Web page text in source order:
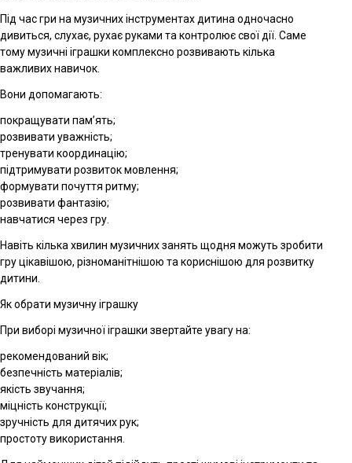
Під час гри на музичних інструментах дитина одночасно
дивиться, слухає, рухає руками та контролює свої дії. Саме
тому музичні іграшки комплексно розвивають кілька
важливих навичок.
Вони допомагають:
покращувати пам’ять;
розвивати уважність;
тренувати координацію;
підтримувати розвиток мовлення;
формувати почуття ритму;
розвивати фантазію;
навчатися через гру.
Навіть кілька хвилин музичних занять щодня можуть зробити
гру цікавішою, різноманітнішою та кориснішою для розвитку
дитини.
Як обрати музичну іграшку
При виборі музичної іграшки звертайте увагу на:
рекомендований вік;
безпечність матеріалів;
якість звучання;
міцність конструкції;
зручність для дитячих рук;
простоту використання.